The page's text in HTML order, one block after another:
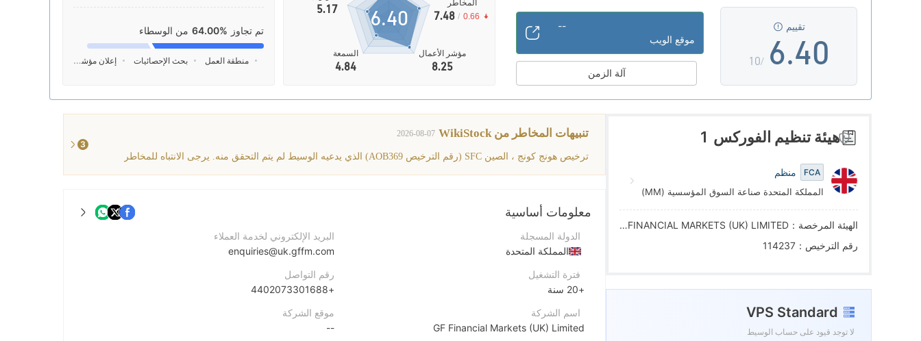
تقييم5
6
7
8
9
.
3
4
5
6
7
8
9
0
1
2
3
4
5
6
7
/10
--
موقع الويب
آلة الزمن
5.17
السمعة
4.84
مؤشر الأعمال
8.25
المخاطر
7.48 / 0.66
6.40 تم تجاوز 64.00% من الوسطاء
منطقة العمل بحث الإحصائيات إعلان مؤشر السوشيال ميديا
هيئة تنظيم الفوركس 1
FCA منظم
المملكة المتحدة صناعة السوق المؤسسية (MM)
الهيئة المرخصة：GF FINANCIAL MARKETS (UK) LIMITED
رقم الترخيص：114237
VPS Standard
لا توجد قيود على حساب الوسيط
تنبيهات المخاطر من WikiStock 2026-08-07
ترخيص هونج كونج ، الصين SFC (رقم الترخيص AOB369) الذي يدعيه الوسيط لم يتم التحقق منه. يرجى الانتباه للمخاطر
3
معلومات أساسية
الدولة المسجلة
المملكة المتحدة
فترة التشغيل
+20 سنة
اسم الشركة
GF Financial Markets (UK) Limited
البريد الإلكتروني لخدمة العملاء
enquiries@uk.gffm.com
رقم التواصل
+4402073301688
موقع الشركة
--